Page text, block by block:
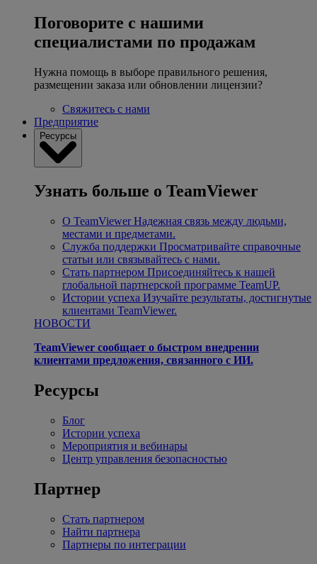
Поговорите с нашими
специалистами по продажам
Нужна помощь в выборе правильного решения,
размещении заказа или обновлении лицензии?
Свяжитесь с нами
Предприятие
Ресурсы
Узнать больше о TeamViewer
О TeamViewer Надежная связь между людьми,
местами и предметами.
Служба поддержки Просматривайте справочные
статьи или связывайтесь с нами.
Стать партнером Присоединяйтесь к нашей
глобальной партнерской программе TeamUP.
Истории успеха Изучайте результаты, достигнутые
клиентами TeamViewer.
НОВОСТИ
TeamViewer сообщает о быстром внедрении
клиентами предложения, связанного с ИИ.
Ресурсы
Блог
Истории успеха
Мероприятия и вебинары
Центр управления безопасностью
Партнер
Стать партнером
Найти партнера
Партнеры по интеграции